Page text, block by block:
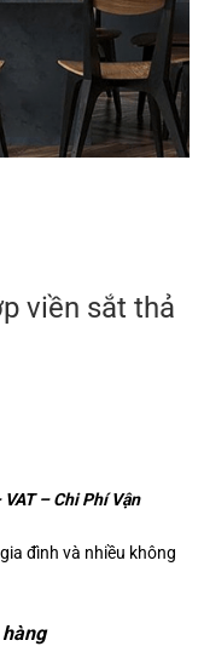
viền sắt thả
– Chi Phí Vận
đình và nhiều không